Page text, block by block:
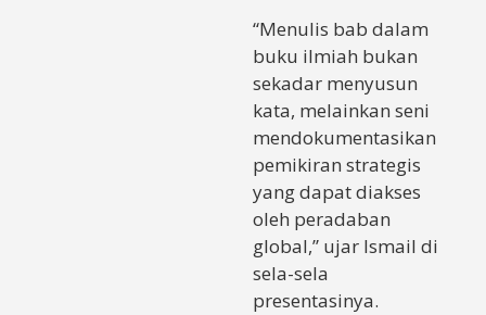
“Menulis bab dalam
buku ilmiah bukan
sekadar menyusun
kata, melainkan seni
mendokumentasikan
pemikiran strategis
yang dapat diakses
oleh peradaban
global,” ujar Ismail di
sela-sela
presentasinya.